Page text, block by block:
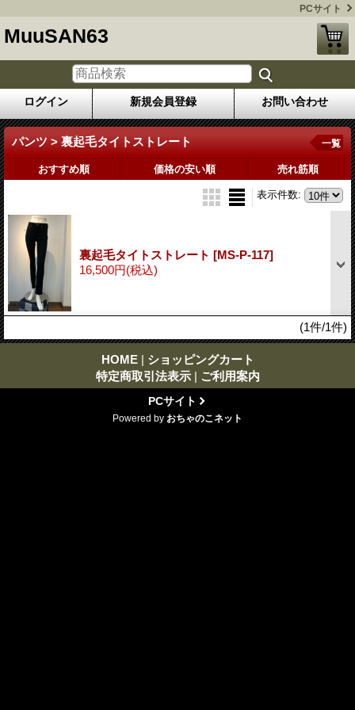
PCサイト
MuuSAN63
ログイン 新規会員登録 お問い合わせ
パンツ > 裏起毛タイトストレート 一覧
おすすめ順 価格の安い順 売れ筋順
表示件数:
裏起毛タイトストレート [MS-P-117]
16,500円(税込)
(1件/1件)
HOME | ショッピングカート
特定商取引法表示 | ご利用案内
PCサイト
Powered by おちゃのこネット